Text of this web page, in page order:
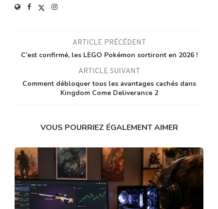
ARTICLE PRÉCÉDENT
C’est confirmé, les LEGO Pokémon sortiront en 2026 !
ARTICLE SUIVANT
Comment débloquer tous les avantages cachés dans
Kingdom Come Deliverance 2
VOUS POURRIEZ ÉGALEMENT AIMER